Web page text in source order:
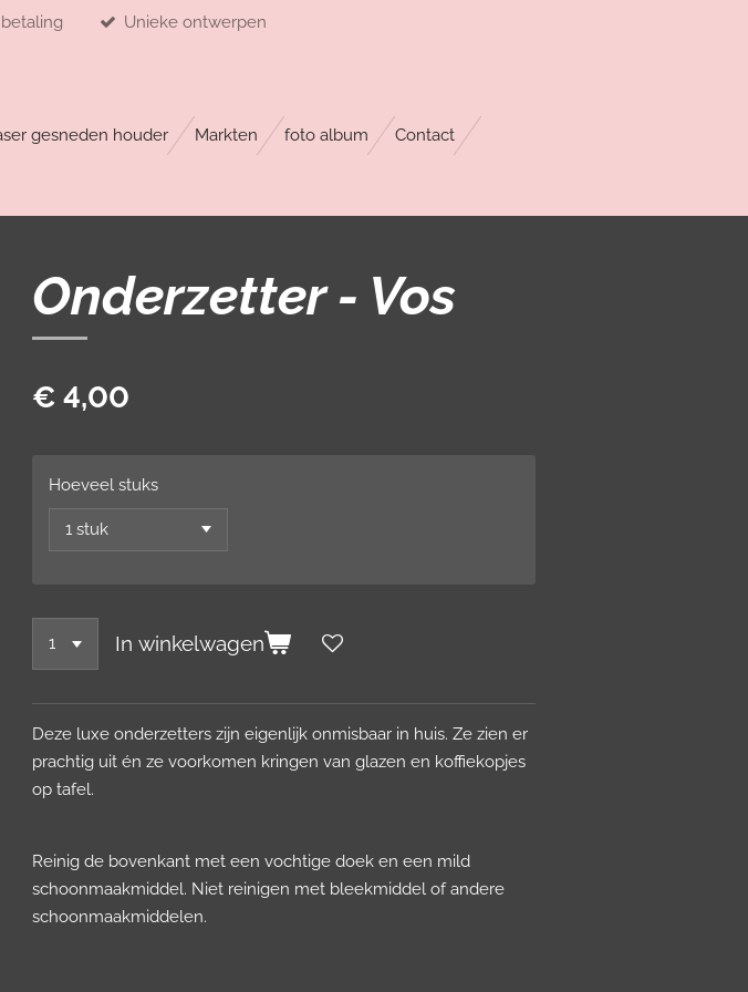
Unieke ontwerpen
gesneden houder Markten foto album Contact
Onderzetter - Vos
€ 4,00
Hoeveel stuks
In winkelwagen
Deze luxe onderzetters zijn eigenlijk onmisbaar in huis. Ze zien er
prachtig uit én ze voorkomen kringen van glazen en koffiekopjes
op tafel.
Reinig de bovenkant met een vochtige doek en een mild
schoonmaakmiddel. Niet reinigen met bleekmiddel of andere
schoonmaakmiddelen.